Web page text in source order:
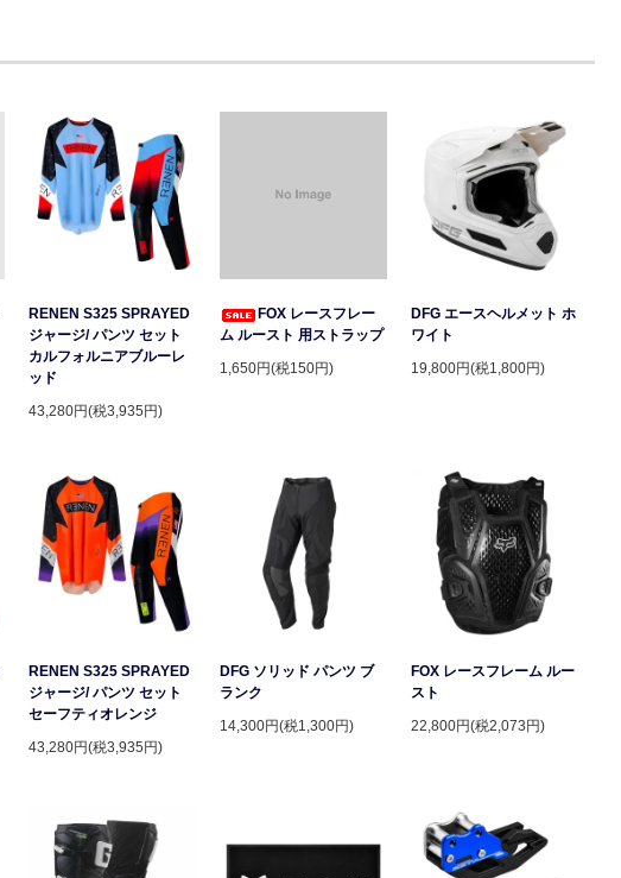
RENEN S325 SPRAYED
ジャージ/ パンツ セット
カルフォルニアブルーレ
ッド
43,280円(税3,935円)
FOX レースフレー
ム ルースト 用ストラップ
1,650円(税150円)
DFG エースヘルメット ホ
ワイト
19,800円(税1,800円)
RENEN S325 SPRAYED
ジャージ/ パンツ セット
セーフティオレンジ
43,280円(税3,935円)
DFG ソリッド パンツ ブ
ランク
14,300円(税1,300円)
FOX レースフレーム ルー
スト
22,800円(税2,073円)